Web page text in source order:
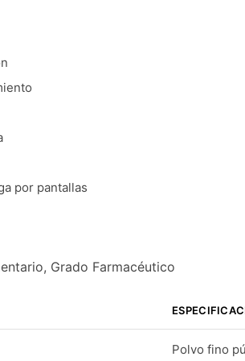
por pantallas
Grado Farmacéutico
Polvo fino